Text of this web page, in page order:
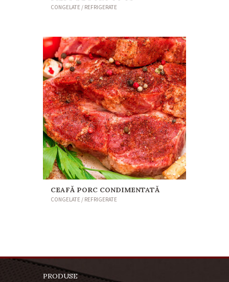
CONGELATE / REFRIGERATE
CEAFĂ PORC CONDIMENTATĂ
CONGELATE / REFRIGERATE
PRODUSE